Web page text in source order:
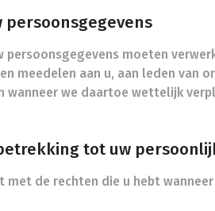
persoonsgegevens
persoonsgegevens moeten
meedelen aan u, aan leden van
we daartoe wettelijk
tot uw
met de rechten die u hebt